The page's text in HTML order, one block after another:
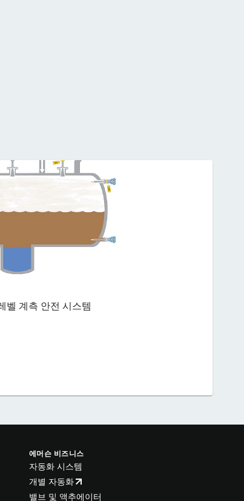
벨 계측 안전 시스템
에머슨 비즈니스
자동화 시스템
개별 자동화
밸브 및 액추에이터